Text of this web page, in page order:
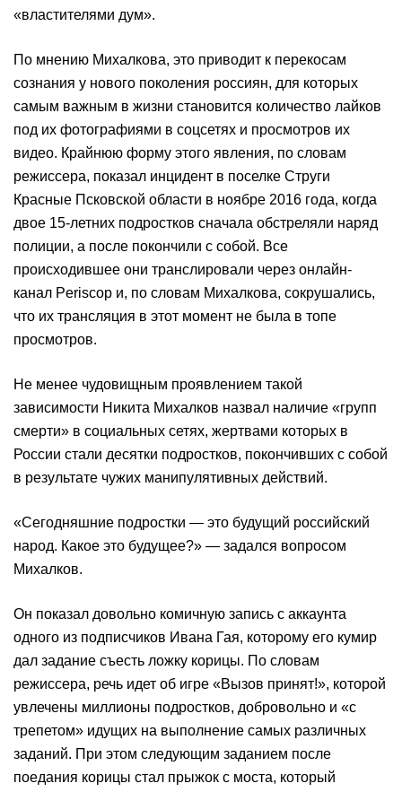
«властителями дум».
По мнению Михалкова, это приводит к перекосам
сознания у нового поколения россиян, для которых
самым важным в жизни становится количество лайков
под их фотографиями в соцсетях и просмотров их
видео. Крайнюю форму этого явления, по словам
режиссера, показал инцидент в поселке Струги
Красные Псковской области в ноябре 2016 года, когда
двое 15-летних подростков сначала обстреляли наряд
полиции, а после покончили с собой. Все
происходившее они транслировали через онлайн-
канал Periscop и, по словам Михалкова, сокрушались,
что их трансляция в этот момент не была в топе
просмотров.
Не менее чудовищным проявлением такой
зависимости Никита Михалков назвал наличие «групп
смерти» в социальных сетях, жертвами которых в
России стали десятки подростков, покончивших с собой
в результате чужих манипулятивных действий.
«Сегодняшние подростки — это будущий российский
народ. Какое это будущее?» — задался вопросом
Михалков.
Он показал довольно комичную запись с аккаунта
одного из подписчиков Ивана Гая, которому его кумир
дал задание съесть ложку корицы. По словам
режиссера, речь идет об игре «Вызов принят!», которой
увлечены миллионы подростков, добровольно и «с
трепетом» идущих на выполнение самых различных
заданий. При этом следующим заданием после
поедания корицы стал прыжок с моста, который